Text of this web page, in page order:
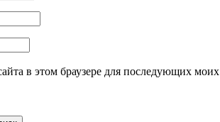
в этом браузере для последующих